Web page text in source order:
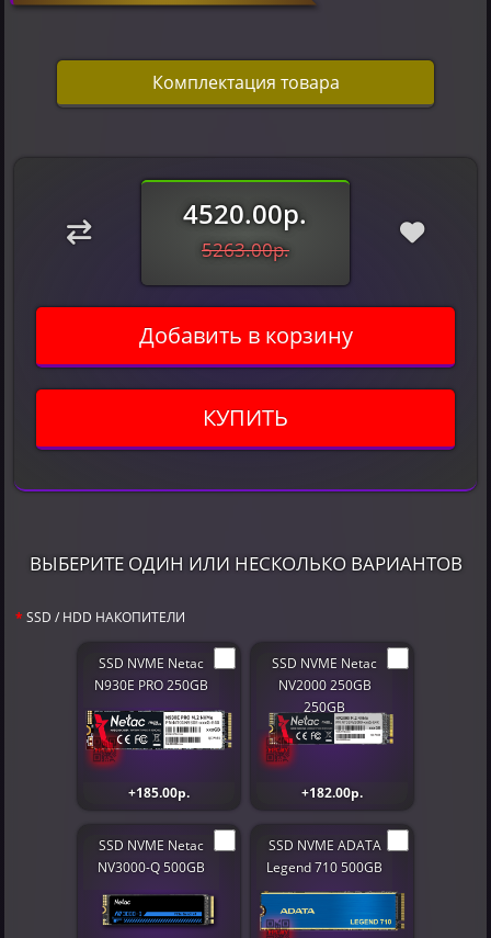
Комплектация товара
4520.00р.
5263.00р.
Добавить в корзину
КУПИТЬ
ВЫБЕРИТЕ ОДИН ИЛИ НЕСКОЛЬКО ВАРИАНТОВ
SSD / HDD НАКОПИТЕЛИ
SSD NVME Netac
N930E PRO 250GB
+185.00р.
SSD NVME Netac
NV2000 250GB
250GB
+182.00р.
SSD NVME Netac
NV3000-Q 500GB
SSD NVME ADATA
Legend 710 500GB